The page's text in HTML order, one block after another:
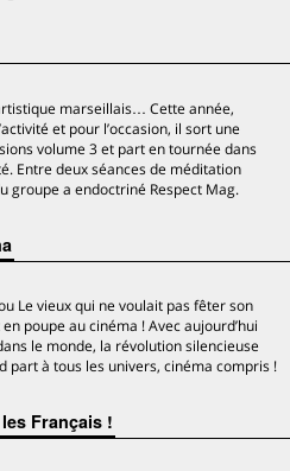
marseillais… Cette année,
et pour l’occasion, il sort une
volume 3 et part en tournée dans
Entre deux séances de méditation
groupe a endoctriné Respect Mag.
Le vieux qui ne voulait pas fêter son
poupe au cinéma ! Avec aujourd’hui
le monde, la révolution silencieuse
part à tous les univers, cinéma compris !
Français !